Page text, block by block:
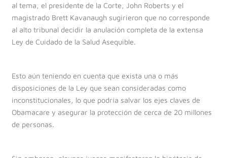
al tema, el presidente de la Corte, John Roberts y el
magistrado Brett Kavanaugh sugirieron que no corresponde
al alto tribunal decidir la anulación completa de la extensa
Ley de Cuidado de la Salud Asequible.
Esto aún teniendo en cuenta que exista una o más
disposiciones de la Ley que sean consideradas como
inconstitucionales, lo que podría salvar los ejes claves de
Obamacare y asegurar la protección de cerca de 20 millones
de personas.